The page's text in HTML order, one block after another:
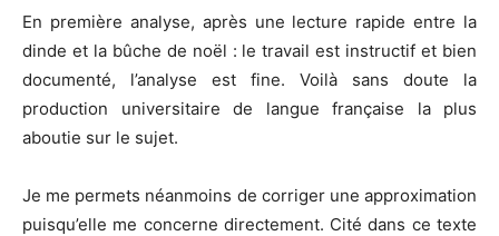
En première analyse, après une lecture rapide entre la
dinde et la bûche de noël : le travail est instructif et bien
documenté, l’analyse est fine. Voilà sans doute la
production universitaire de langue française la plus
aboutie sur le sujet.
Je me permets néanmoins de corriger une approximation
puisqu’elle me concerne directement. Cité dans ce texte